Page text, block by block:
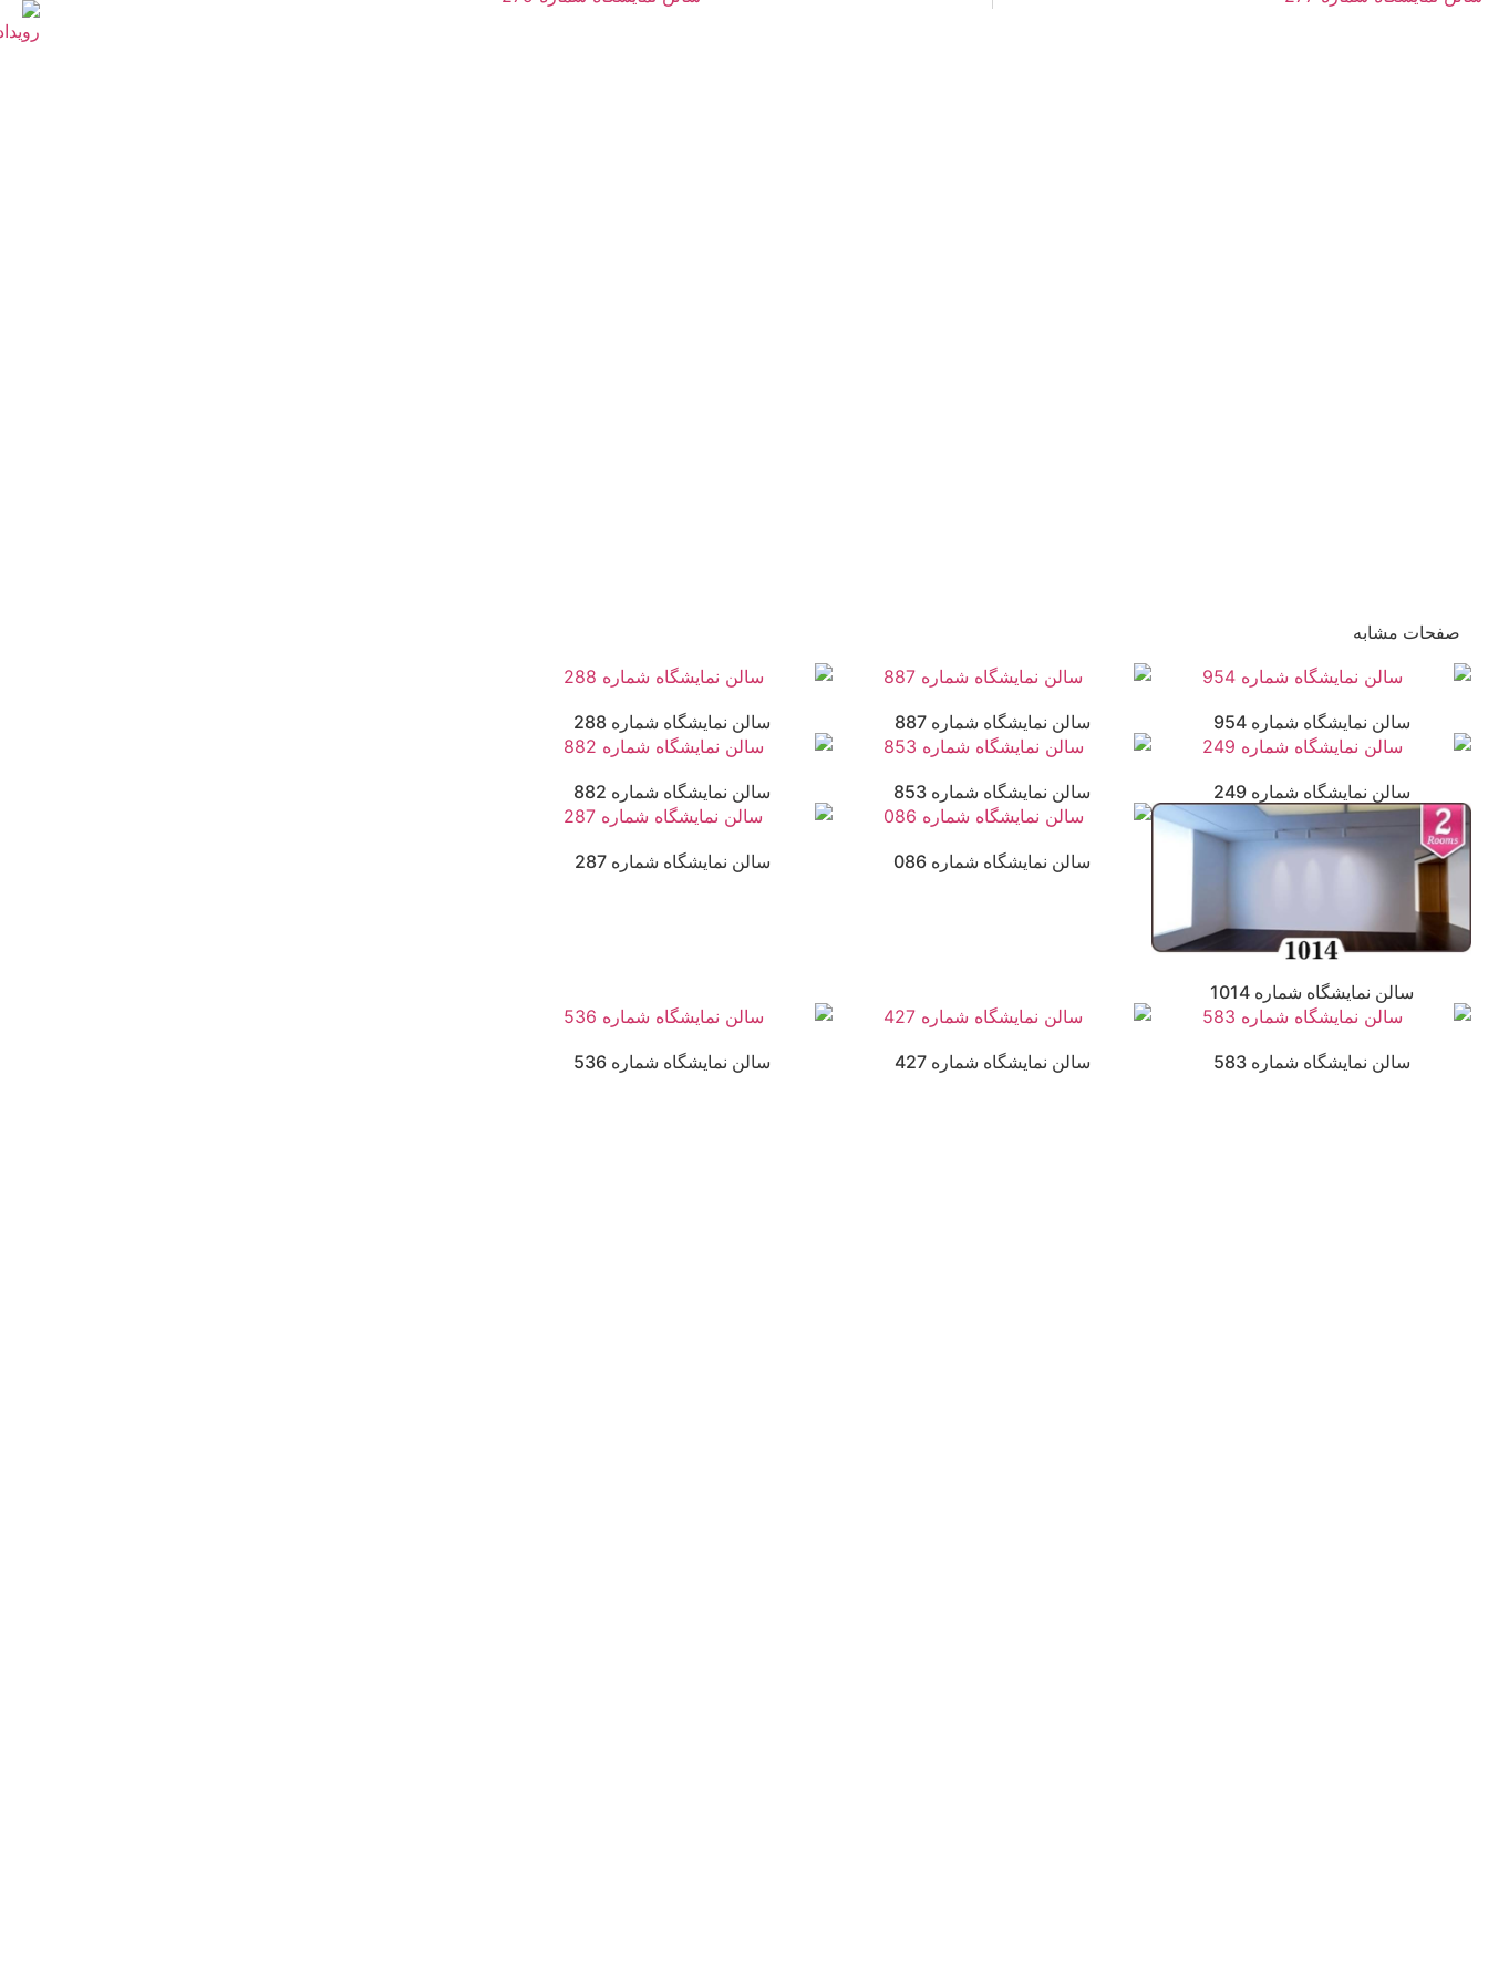
صفحات مشابه
سالن نمایشگاه شماره 954 سالن نمایشگاه شماره 887 سالن نمایشگاه شماره 288
سالن نمایشگاه شماره 249 سالن نمایشگاه شماره 853 سالن نمایشگاه شماره 882
سالن نمایشگاه شماره 1014
سالن نمایشگاه شماره 086 سالن نمایشگاه شماره 287
سالن نمایشگاه شماره 583 سالن نمایشگاه شماره 427 سالن نمایشگاه شماره 536